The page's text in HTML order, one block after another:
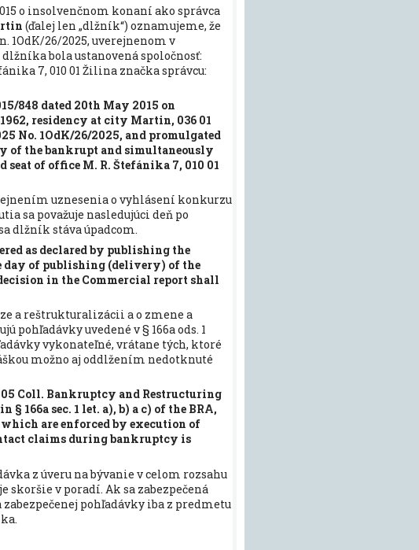
o insolvenčnom konaní ako správca
(ďalej len „dlžník“) oznamujeme, že
1OdK/26/2025, uverejnenom v
dlžníka bola ustanovená spoločnosť:
7, 010 01 Žilina značka správcu:
848 dated 20th May 2015 on
residency at city Martin, 036 01
No. 1OdK/26/2025, and promulgated
of the bankrupt and simultaneously
of office M. R. Štefánika 7, 010 01
uznesenia o vyhlásení konkurzu
sa považuje nasledujúci deň po
dlžník stáva úpadcom.
as declared by publishing the
day of publishing (delivery) of the
in the Commercial report shall
a reštrukturalizácii a o zmene a
uvedené v § 166a ods. 1
vykonateľné, vrátane tých, ktoré
možno aj oddlžením nedotknuté
Coll. Bankruptcy and Restructuring
166a sec. 1 let. a), b) a c) of the BRA,
are enforced by execution of
claims during bankruptcy is
z úveru na bývanie v celom rozsahu
skoršie v poradí. Ak sa zabezpečená
pohľadávky iba z predmetu